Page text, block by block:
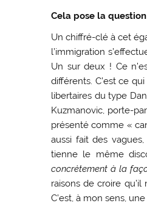
Cela pose la
Un chiffré-clé à cet
l’immigration
Un sur deux ! Ce
différents. C’est ce
libertaires du type
Kuzmanovic, porte-
présenté comme «
aussi fait des
tienne le même
concrètement à la
raisons de croire
C’est, à mon sens,